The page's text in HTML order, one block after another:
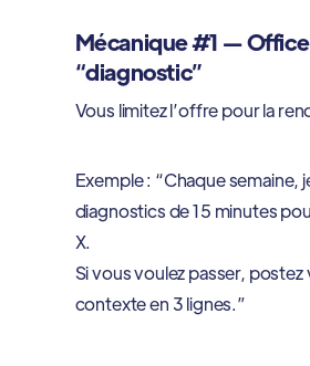
Mécanique #1 —
“diagnostic”
Vous limitez l’offre pour la
Exemple : “Chaque semaine,
diagnostics de 15 minutes
X.
Si vous voulez passer,
contexte en 3 lignes.”